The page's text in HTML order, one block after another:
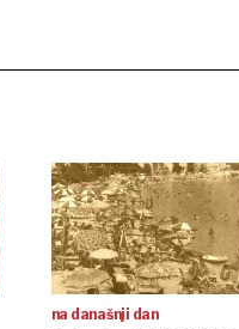
na današnji dan